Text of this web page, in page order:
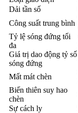
Dải tần số
Công suất trung bình
Tỷ lệ sóng đứng tối
đa
Giá trị dao động tỷ số
sóng đứng
Mất mát chèn
Biến thiên suy hao
chèn
Sự cách ly